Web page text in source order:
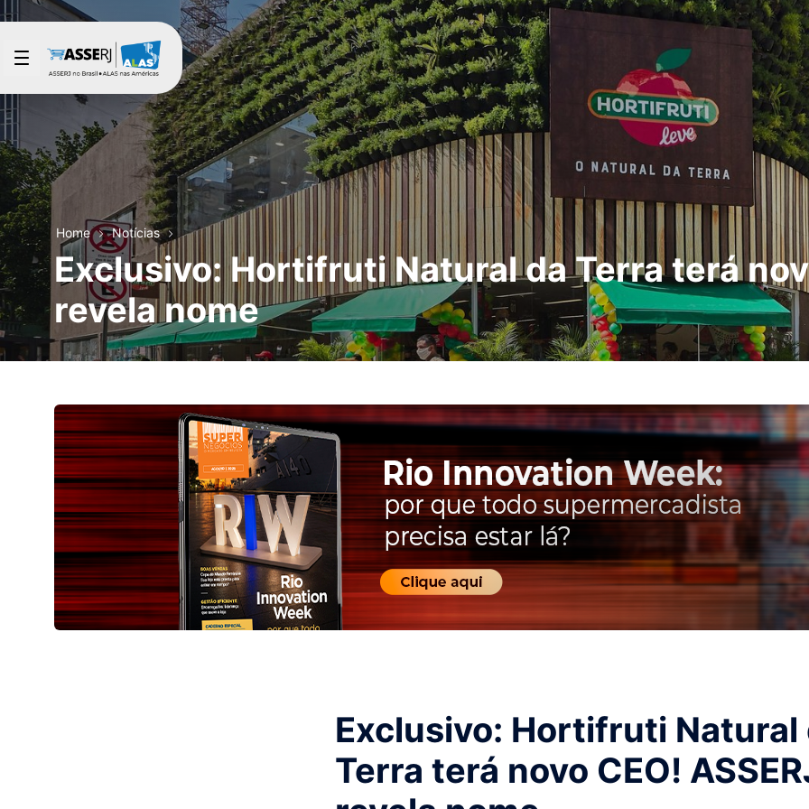
Pular para o Conteúdo principal
Home Notícias
Exclusivo: Hortifruti Natural da Terra terá
revela nome
Exclusivo: Hortifruti Natural
Terra terá novo CEO!